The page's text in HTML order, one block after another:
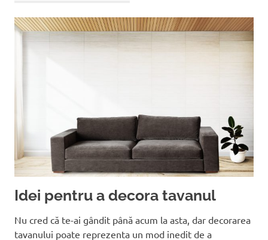
Idei pentru a decora tavanul
Nu cred că te-ai gândit până acum la asta, dar decorarea
tavanului poate reprezenta un mod inedit de a